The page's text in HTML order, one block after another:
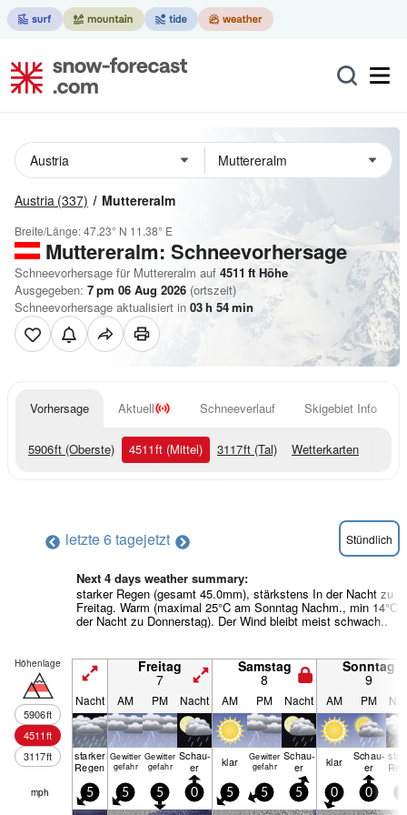
Austria (337) Muttereralm
Breite/Länge:47.23° N 11.38° E
Muttereralm: Schneevorhersage
Schneevorhersage für Muttereralm auf 4511 ft Höhe
Ausgegeben: 7 pm 06 Aug 2026 (ortszeit)
Schneevorhersage aktualisiert in 03h 54min
Vorhersage Aktuell Schneeverlauf Skigebiet Info
5906ft (Oberste) 4511ft (Mittel) 3117ft (Tal) Wetterkarten
letzte 6 tagejetzt Stündlich
Next 4 days weather summary:
starker Regen (gesamt 45.0mm), stärkstens In der Nacht zu
Freitag. Warm (maximal 25°C am Sonntag Nachm., min 14°C
der Nacht zu Donnerstag). Der Wind bleibt meist schwach..
Höhenlage
5906ft
4511ft
3117ft
Freitag
7
Samstag
8
Sonntag
9
Nacht AM PM Nacht AM PM Nacht AM PM
starker
Regen
Gewitter
gefahr
Gewitter
gefahr
Schau­
er klar
Gewitter
gefahr
Schau­
er klar Schau­
er
mph 5 5 5 0 5 5 5 0 0